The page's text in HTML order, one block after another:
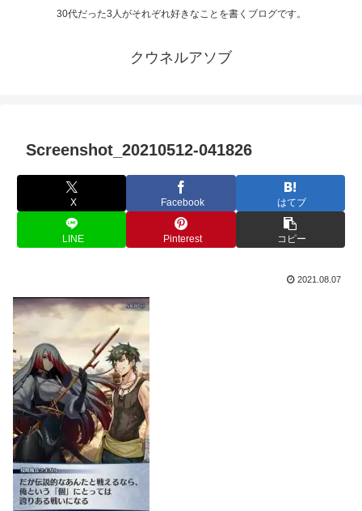
30代だった3人がそれぞれ好きなことを書くブログです。
クウネルアソブ
Screenshot_20210512-041826
X Facebook はてブ
LINE Pinterest コピー
2021.08.07